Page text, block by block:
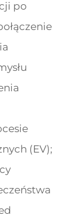
po
(EV);